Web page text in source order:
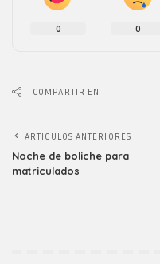
0 0
COMPARTIR EN
ARTICULOS ANTERIORES
Noche de boliche para
matriculados